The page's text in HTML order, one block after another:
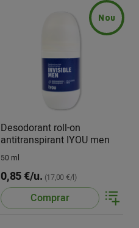
Nou
Desodorant roll-on
antitranspirant IYOU men
50 ml
0,85 €/u. (17,00 €/l)
Comprar